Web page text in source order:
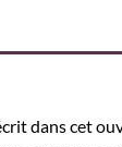
dans cet